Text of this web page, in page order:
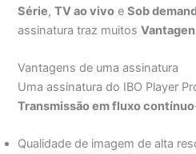
Série,TV ao vivo eSob
assinatura traz muitos
Vantagens de uma assinatura
Uma assinatura do IBO Player
Transmissão em fluxo contínuo
Qualidade de imagem de alta